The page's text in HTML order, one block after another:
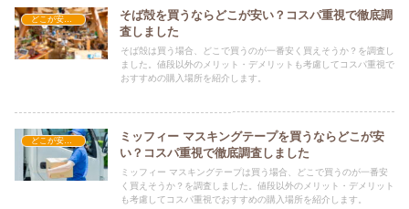
どこが安い？-雑貨
そば殻を買うならどこが安い？コスパ重視で徹底調
査しました
そば殻は買う場合、どこで買うのが一番安く買えそうか？を調査し
ました。値段以外のメリット・デメリットも考慮してコスパ重視で
おすすめの購入場所を紹介します。
どこが安い？-雑貨
ミッフィー マスキングテープを買うならどこが安
い？コスパ重視で徹底調査しました
ミッフィー マスキングテープは買う場合、どこで買うのが一番安
く買えそうか？を調査しました。値段以外のメリット・デメリット
も考慮してコスパ重視でおすすめの購入場所を紹介します。